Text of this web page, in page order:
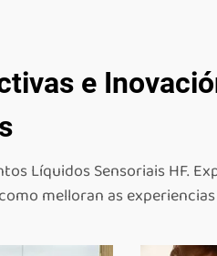
e
Líquidos Sensoriais HF.
melloran as